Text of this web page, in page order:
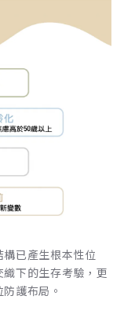
已產生根本性位
下的生存考驗，更
護布局。